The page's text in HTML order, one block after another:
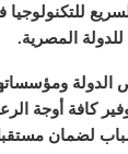
المصرية.
الدولة
كافة أوجة
لضمان